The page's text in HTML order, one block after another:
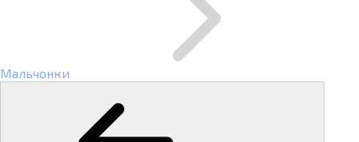
Мальчонки